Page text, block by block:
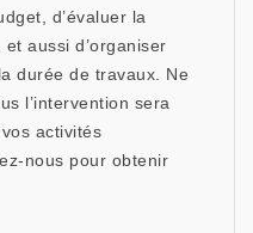
d’évaluer la
aussi d’organiser
durée de travaux. Ne
l’intervention sera
activités
nous pour obtenir